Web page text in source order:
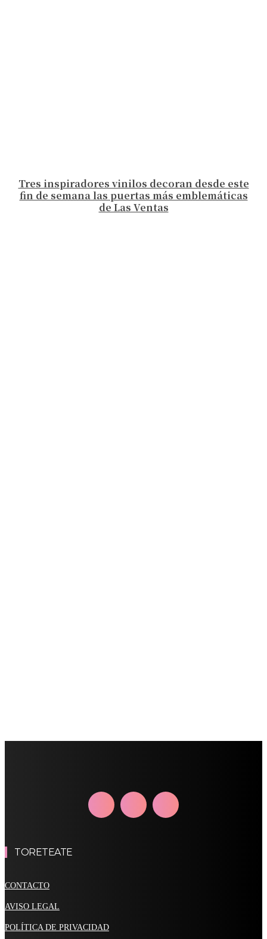
Tres inspiradores vinilos decoran desde este
fin de semana las puertas más emblemáticas
de Las Ventas
TORETEATE
CONTACTO
AVISO LEGAL
POLÍTICA DE PRIVACIDAD